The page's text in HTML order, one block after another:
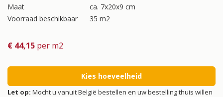
Maat
ca. 7x20x9 cm
Voorraad beschikbaar
35 m2
€ 44,15 per m2
Kies hoeveelheid
Let op: Mocht u vanuit België bestellen en uw bestelling thuis willen